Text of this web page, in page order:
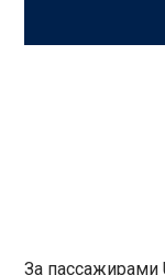
За пассажирами